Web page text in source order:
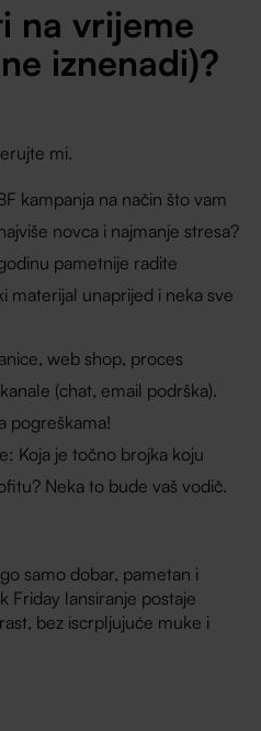
na vrijeme
iznenadi)?
mi.
kampanja na način što vam
novca i najmanje stresa?
pametnije radite
materijal unaprijed i neka sve
web shop, proces
(chat, email podrška).
pogreškama!
Koja je točno brojka koju
Neka to bude vaš vodič.
samo dobar, pametan i
Friday lansiranje postaje
bez iscrpljujuće muke i